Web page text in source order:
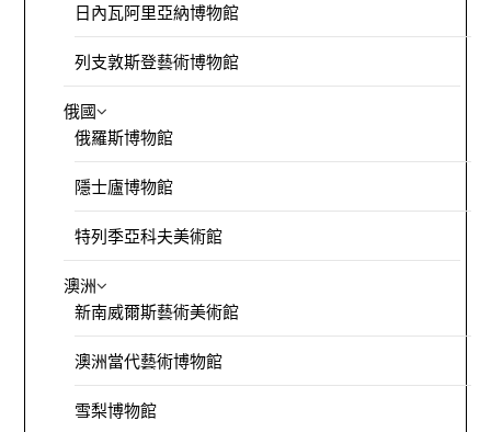
日內瓦阿里亞納博物館
列支敦斯登藝術博物館
俄國
俄羅斯博物館
隱士廬博物館
特列季亞科夫美術館
澳洲
新南威爾斯藝術美術館
澳洲當代藝術博物館
雪梨博物館